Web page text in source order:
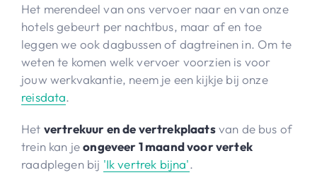
Het merendeel van ons vervoer naar en van onze
hotels gebeurt per nachtbus, maar af en toe
leggen we ook dagbussen of dagtreinen in. Om te
weten te komen welk vervoer voorzien is voor
jouw werkvakantie, neem je een kijkje bij onze
reisdata.
Het vertrekuur en de vertrekplaatsvan de bus of
trein kan jeongeveer 1 maand voor vertek
raadplegen bij 'Ik vertrek bijna'.